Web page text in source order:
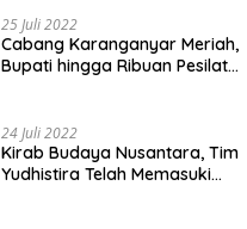
25 Juli 2022
Cabang Karanganyar Meriah,
Bupati hingga Ribuan Pesilat
24 Juli 2022
Kirab Budaya Nusantara, Tim
Yudhistira Telah Memasuki